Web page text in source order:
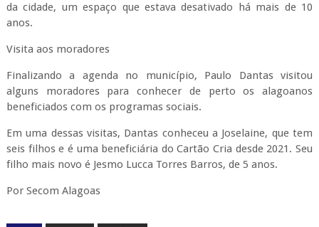
da cidade, um espaço que estava desativado há mais de 10
anos.
Visita aos moradores
Finalizando a agenda no município, Paulo Dantas visitou
alguns moradores para conhecer de perto os alagoanos
beneficiados com os programas sociais.
Em uma dessas visitas, Dantas conheceu a Joselaine, que tem
seis filhos e é uma beneficiária do Cartão Cria desde 2021. Seu
filho mais novo é Jesmo Lucca Torres Barros, de 5 anos.
Por Secom Alagoas